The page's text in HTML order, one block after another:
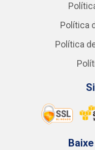
Política
Política